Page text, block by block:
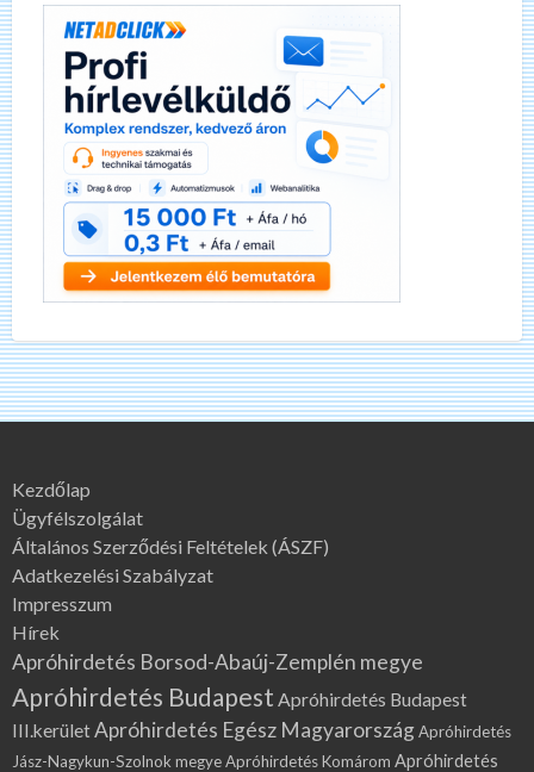
Kezdőlap
Ügyfélszolgálat
Általános Szerződési Feltételek (ÁSZF)
Adatkezelési Szabályzat
Impresszum
Hírek
Apróhirdetés Borsod-Abaúj-Zemplén megye
Apróhirdetés Budapest Apróhirdetés Budapest
III.kerületApróhirdetés Egész MagyarországApróhirdetés
Jász-Nagykun-Szolnok megyeApróhirdetés Komárom Apróhirdetés